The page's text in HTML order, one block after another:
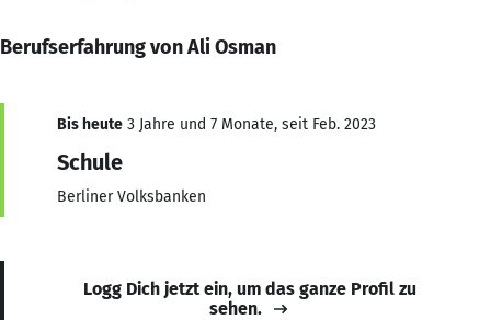
Berufserfahrung von Ali Osman
Bis heute 3 Jahre und 7 Monate, seit Feb. 2023
Schule
Berliner Volksbanken
Logg Dich jetzt ein, um das ganze Profil zu
sehen.